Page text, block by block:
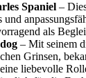
Spaniel –
als
– Mit seinem
Grinsen,
liebevolle